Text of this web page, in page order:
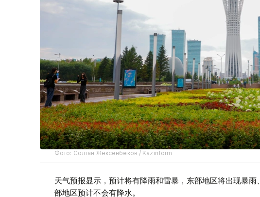
Фото: Солтан Жексенбеков / Kazinform
天气预报显示，预计将有降雨和雷暴，东部地区将出现暴
部地区预计不会有降水。